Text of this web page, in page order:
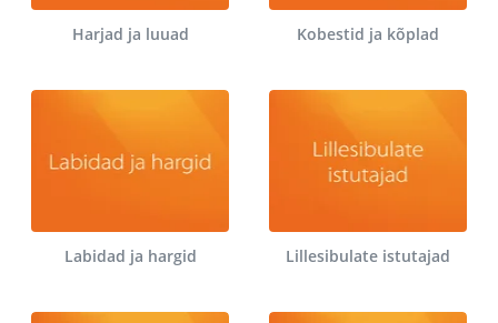
Harjad ja luuad Kobestid ja kõplad
Labidad ja hargid Lillesibulate istutajad